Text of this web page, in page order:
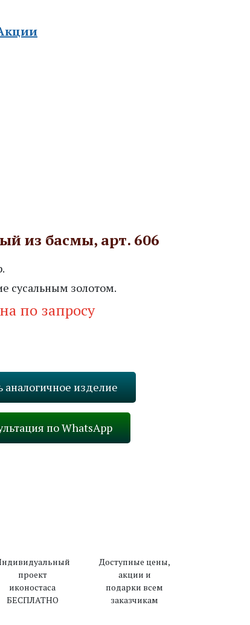
из басмы, арт. 606
сусальным золотом.
по запросу
аналогичное изделие
по WhatsApp
проект
иконостаса
БЕСПЛАТНО
Доступные цены,
акции и
подарки всем
заказчикам